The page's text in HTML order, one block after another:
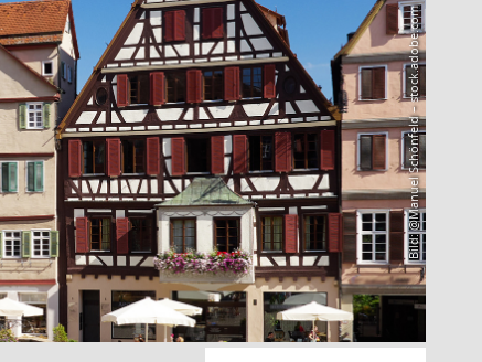
Bild: @Manuel Schönfeld – stock.adobe.com